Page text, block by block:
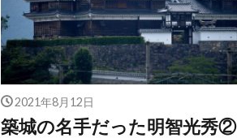
2021年8月12日
築城の名手だった明智光秀②